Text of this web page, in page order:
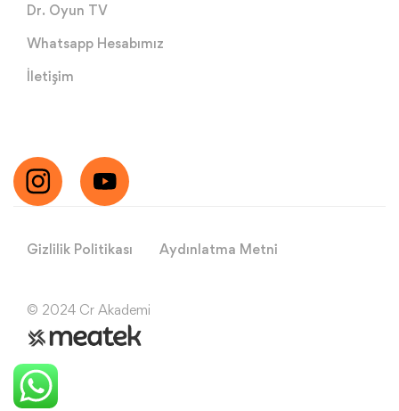
Dr. Oyun TV
Whatsapp Hesabımız
İletişim
Gizlilik Politikası Aydınlatma Metni
© 2024 Cr Akademi